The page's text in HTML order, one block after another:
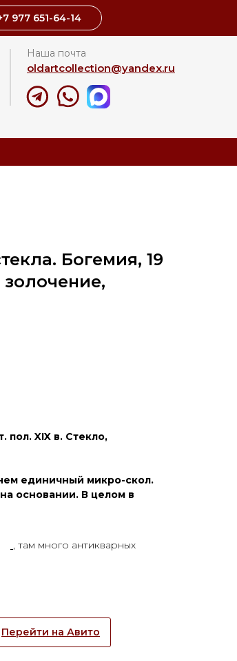
Наша почта
oldartcollection@yandex.ru
977 651-64-14
Богемия, 19
пол. XIX в. Стекло,
единичный микро-скол.
основании. В целом в
, там много антикварных
Перейти на Авито